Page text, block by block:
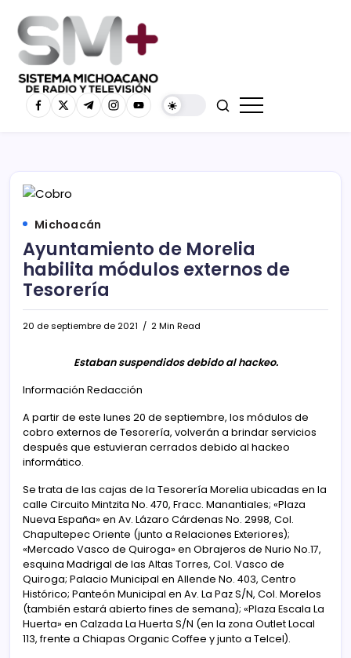
Michoacán
Ayuntamiento de Morelia
habilita módulos externos de
Tesorería
20 de septiembre de 2021 2 Min Read
Estaban suspendidos debido al hackeo.
Información Redacción
A partir de este lunes 20 de septiembre, los módulos de
cobro externos de Tesorería, volverán a brindar servicios
después que estuvieran cerrados debido al hackeo
informático.
Se trata de las cajas de la Tesorería Morelia ubicadas en la
calle Circuito Mintzita No. 470, Fracc. Manantiales; «Plaza
Nueva España» en Av. Lázaro Cárdenas No. 2998, Col.
Chapultepec Oriente (junto a Relaciones Exteriores);
«Mercado Vasco de Quiroga» en Obrajeros de Nurio No.17,
esquina Madrigal de las Altas Torres, Col. Vasco de
Quiroga; Palacio Municipal en Allende No. 403, Centro
Histórico; Panteón Municipal en Av. La Paz S/N, Col. Morelos
(también estará abierto fines de semana); «Plaza Escala La
Huerta» en Calzada La Huerta S/N (en la zona Outlet Local
113, frente a Chiapas Organic Coffee y junto a Telcel).